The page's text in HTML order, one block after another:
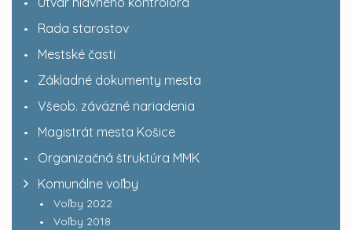
Rada starostov
Mestské časti
Základné dokumenty mesta
Všeob. záväzné nariadenia
Magistrát mesta Košice
Organizačná štruktúra MMK
Komunálne voľby
Voľby 2022
Voľby 2018